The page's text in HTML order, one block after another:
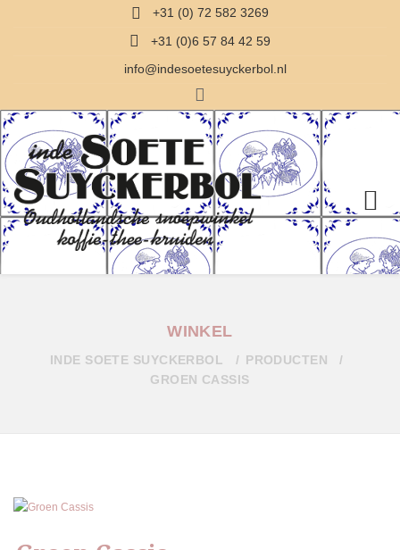
+31 (0) 72 582 3269
+31 (0)6 57 84 42 59
info@indesoetesuyckerbol.nl
WINKEL
INDE SOETE SUYCKERBOL
PRODUCTEN
GROEN CASSIS